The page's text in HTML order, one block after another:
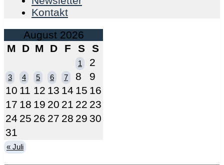
Kontakt
August 2026
M
D M D F S S
1 2
3 4 5 6 7 8
9
10 11 12 13 14 15 16
17 18 19 20 21 22 23
24 25 26 27 28 29 30
31
« Juli